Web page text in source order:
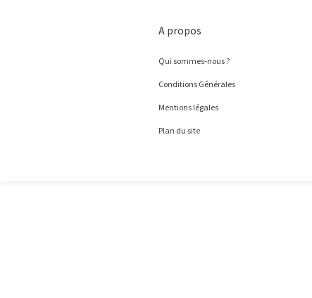
A propos
Qui sommes-nous ?
Conditions Générales
Mentions légales
Plan du site